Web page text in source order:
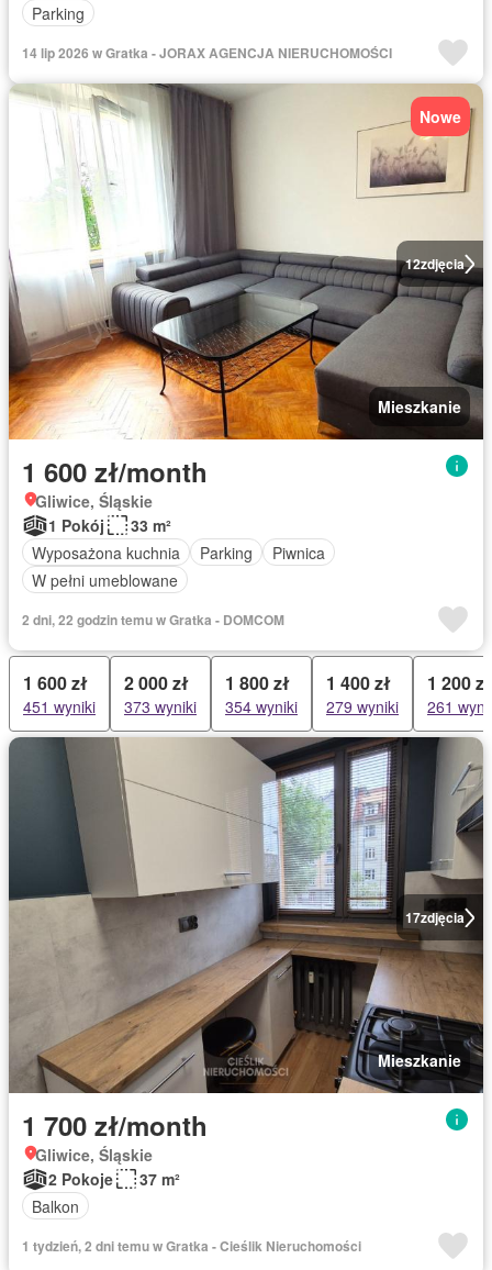
Parking
14 lip 2026 w Gratka - JORAX AGENCJA NIERUCHOMOŚCI
12zdjęcia
Nowe
Mieszkanie
1 600 zł/month
Gliwice, Śląskie
1 Pokój
33 m²
Wyposażona kuchnia
Parking
Piwnica
W pełni umeblowane
2 dni, 22 godzin temu w Gratka - DOMCOM
1 600 zł
451 wyniki
2 000 zł
373 wyniki
1 800 zł
354 wyniki
1 400 zł
279 wyniki
1 200 zł
261
17zdjęcia
Mieszkanie
1 700 zł/month
Gliwice, Śląskie
2 Pokoje
37 m²
Balkon
1 tydzień, 2 dni temu w Gratka - Cieślik Nieruchomości